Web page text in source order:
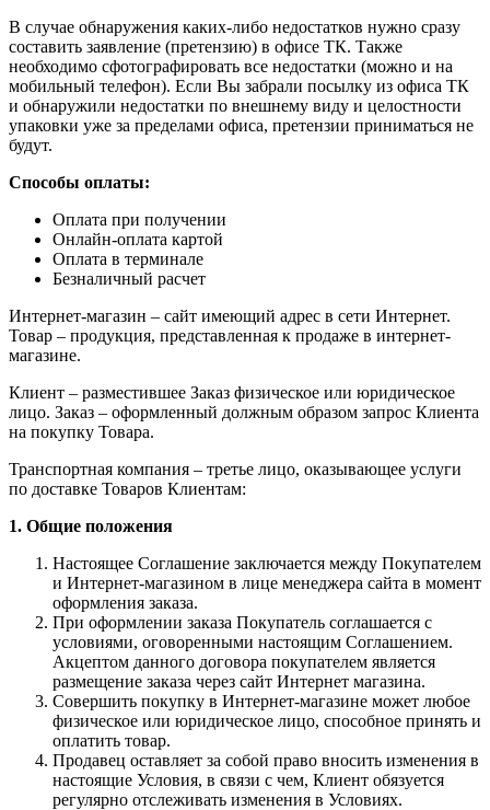
В случае обнаружения каких-либо недостатков нужно сразу
составить заявление (претензию) в офисе ТК. Также
необходимо сфотографировать все недостатки (можно и на
мобильный телефон). Если Вы забрали посылку из офиса ТК
и обнаружили недостатки по внешнему виду и целостности
упаковки уже за пределами офиса, претензии приниматься не
будут.
Способы оплаты:
Оплата при получении
Онлайн-оплата картой
Оплата в терминале
Безналичный расчет
Интернет-магазин – сайт имеющий адрес в сети Интернет.
Товар – продукция, представленная к продаже в интернет-
магазине.
Клиент – разместившее Заказ физическое или юридическое
лицо. Заказ – оформленный должным образом запрос Клиента
на покупку Товара.
Транспортная компания – третье лицо, оказывающее услуги
по доставке Товаров Клиентам:
1. Общие положения
Настоящее Соглашение заключается между Покупателем
и Интернет-магазином в лице менеджера сайта в момент
оформления заказа.
При оформлении заказа Покупатель соглашается с
условиями, оговоренными настоящим Соглашением.
Акцептом данного договора покупателем является
размещение заказа через сайт Интернет магазина.
Совершить покупку в Интернет-магазине может любое
физическое или юридическое лицо, способное принять и
оплатить товар.
Продавец оставляет за собой право вносить изменения в
настоящие Условия, в связи с чем, Клиент обязуется
регулярно отслеживать изменения в Условиях.